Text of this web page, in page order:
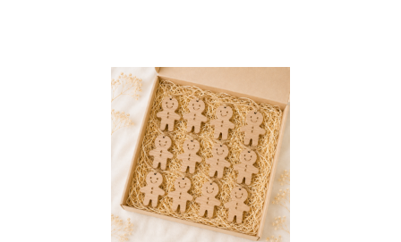
do koszyka